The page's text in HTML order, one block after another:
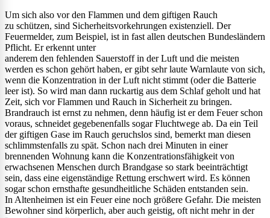
Um sich also vor den Flammen und dem giftigen Rauch
zu schützen, sind Sicherheitsvorkehrungen existenziell. Der
Feuermelder, zum Beispiel, ist in fast allen deutschen Bundesländern
Pflicht. Er erkennt unter
anderem den fehlenden Sauerstoff in der Luft und die meisten
werden es schon gehört haben, er gibt sehr laute Warnlaute von sich,
wenn die Konzentration in der Luft nicht stimmt (oder die Batterie
leer ist). So wird man dann ruckartig aus dem Schlaf geholt und hat
Zeit, sich vor Flammen und Rauch in Sicherheit zu bringen.
Brandrauch ist ernst zu nehmen, denn häufig ist er dem Feuer schon
voraus, schneidet gegebenenfalls sogar Fluchtwege ab. Da ein Teil
der giftigen Gase im Rauch geruchslos sind, bemerkt man diesen
schlimmstenfalls zu spät. Schon nach drei Minuten in einer
brennenden Wohnung kann die Konzentrationsfähigkeit von
erwachsenen Menschen durch Brandgase so stark beeinträchtigt
sein, dass eine eigenständige Rettung erschwert wird. Es können
sogar schon ernsthafte gesundheitliche Schäden entstanden sein.
In Altenheimen ist ein Feuer eine noch größere Gefahr. Die meisten
Bewohner sind körperlich, aber auch geistig, oft nicht mehr in der